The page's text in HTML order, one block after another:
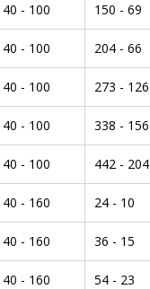
40 - 100 150 - 69
40 - 100 204 - 66
40 - 100 273 - 126
40 - 100 338 - 156
40 - 100 442 - 204
40 - 160 24 - 10
40 - 160 36 - 15
40 - 160 54 - 23